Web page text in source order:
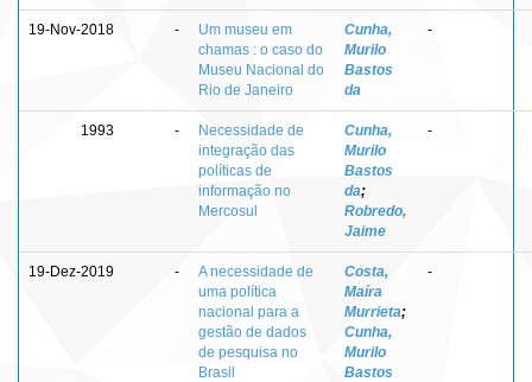
19-Nov-2018 -
Um museu em
chamas : o caso do
Museu Nacional do
Rio de Janeiro
Cunha,
Murilo
Bastos
da
-
1993 -
Necessidade de
integração das
políticas de
informação no
Mercosul
Cunha,
Murilo
Bastos
da;
Robredo,
Jaime
-
19-Dez-2019 -
A necessidade de
uma política
nacional para a
gestão de dados
de pesquisa no
Brasil
Costa,
Maíra
Murrieta;
Cunha,
Murilo
Bastos
-